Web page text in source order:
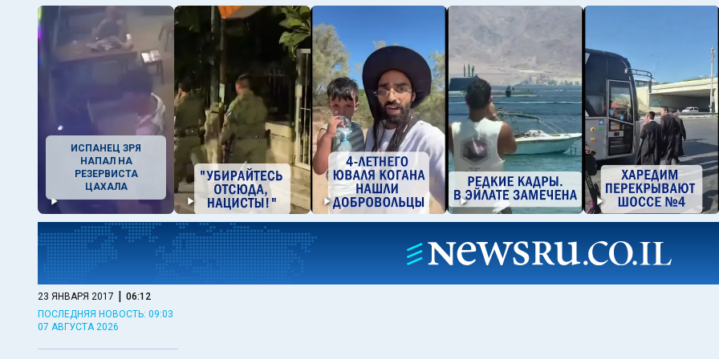
ИСПАНЕЦ ЗРЯ
НАПАЛ НА
РЕЗЕРВИСТА
ЦАХАЛА
23 ЯНВАРЯ 2017 | 06:12
ПОСЛЕДНЯЯ НОВОСТЬ: 09:03
07 АВГУСТА 2026